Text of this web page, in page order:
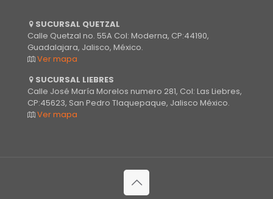
SUCURSAL QUETZAL
Calle Quetzal no. 55A Col: Moderna, CP:44190,
Guadalajara, Jalisco, México.
Ver mapa
SUCURSAL LIEBRES
Calle José María Morelos numero 281, Col: Las Liebres,
CP:45623, San Pedro Tlaquepaque, Jalisco México.
Ver mapa